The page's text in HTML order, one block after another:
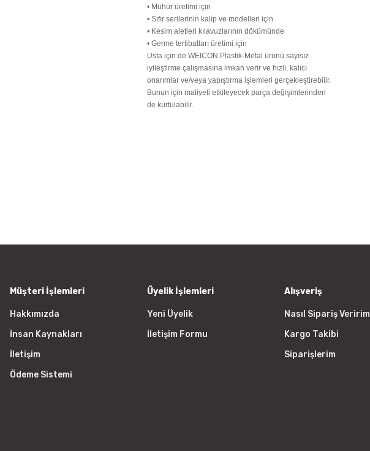
• Mühür üretimi için
• Sıfır serilerinin kalıp ve modelleri için
• Kesim aletleri kılavuzlarının dökümünde
• Germe tertibatları üretimi için
Usta için de WEICON Plastik-Metal ürünü sayısız
iyileştirme çalışmasına imkan verir ve hızlı, kalıcı
onarımlar ve/veya yapıştırma işlemleri gerçekleştirebilir.
Bunun için maliyeti etkileyecek parça değişimlerinden
de kurtulabilir.
Müşteri İşlemleri
Hakkımızda
İnsan Kaynakları
İletişim
Ödeme Sistemi
Üyelik İşlemleri
Yeni Üyelik
İletişim Formu
Alışveriş
Nasıl Sipariş Veririm
Kargo Takibi
Siparişlerim